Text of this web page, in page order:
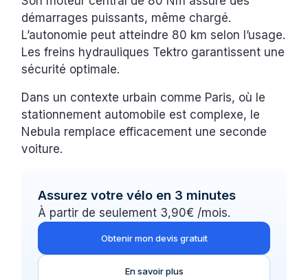
démarrages puissants, même chargé.
L’autonomie peut atteindre 80 km selon l’usage.
Les freins hydrauliques Tektro garantissent une
sécurité optimale.
Dans un contexte urbain comme Paris, où le
stationnement automobile est complexe, le
Nebula remplace efficacement une seconde
voiture.
Assurez votre vélo en 3 minutes
À partir de seulement 3,90€ /mois.
Obtenir mon devis gratuit
En savoir plus